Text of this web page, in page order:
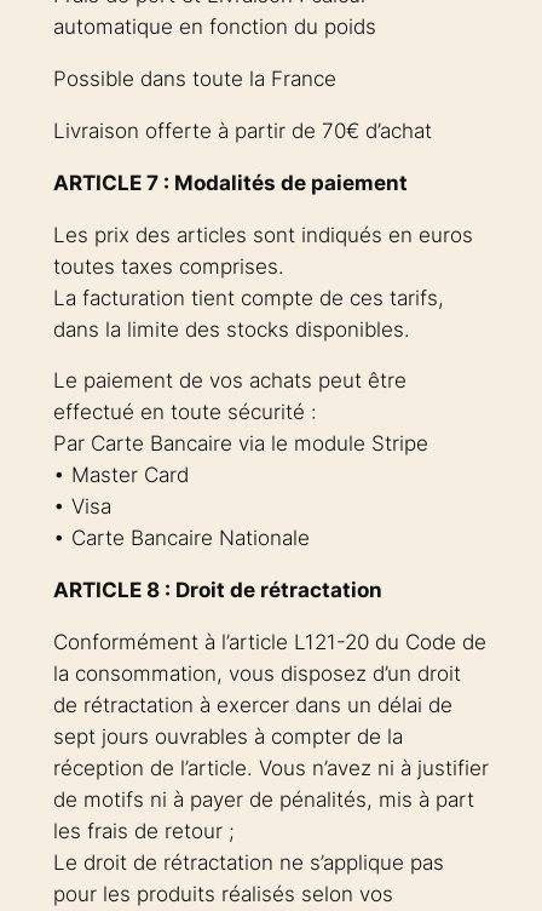
automatique en fonction du poids
Possible dans toute la France
Livraison offerte à partir de 70€ d’achat
ARTICLE 7 : Modalités de paiement
Les prix des articles sont indiqués en euros
toutes taxes comprises.
La facturation tient compte de ces tarifs,
dans la limite des stocks disponibles.
Le paiement de vos achats peut être
effectué en toute sécurité :
Par Carte Bancaire via le module Stripe
• Master Card
• Visa
• Carte Bancaire Nationale
ARTICLE 8 : Droit de rétractation
Conformément à l’article L121-20 du Code de
la consommation, vous disposez d’un droit
de rétractation à exercer dans un délai de
sept jours ouvrables à compter de la
réception de l’article. Vous n’avez ni à justifier
de motifs ni à payer de pénalités, mis à part
les frais de retour ;
Le droit de rétractation ne s’applique pas
pour les produits réalisés selon vos